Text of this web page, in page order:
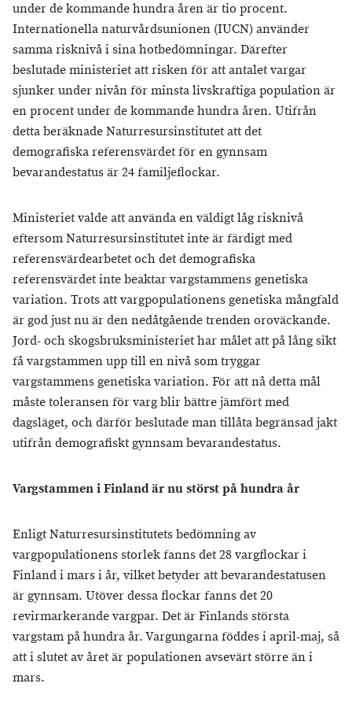
under de kommande hundra åren är tio procent.
Internationella naturvårdsunionen (IUCN) använder
samma risknivå i sina hotbedömningar. Därefter
beslutade ministeriet att risken för att antalet vargar
sjunker under nivån för minsta livskraftiga population är
en procent under de kommande hundra åren. Utifrån
detta beräknade Naturresursinstitutet att det
demografiska referensvärdet för en gynnsam
bevarandestatus är 24 familjeflockar.
Ministeriet valde att använda en väldigt låg risknivå
eftersom Naturresursinstitutet inte är färdigt med
referensvärdearbetet och det demografiska
referensvärdet inte beaktar vargstammens genetiska
variation. Trots att vargpopulationens genetiska mångfald
är god just nu är den nedåtgående trenden oroväckande.
Jord- och skogsbruksministeriet har målet att på lång sikt
få vargstammen upp till en nivå som tryggar
vargstammens genetiska variation. För att nå detta mål
måste toleransen för varg blir bättre jämfört med
dagsläget, och därför beslutade man tillåta begränsad jakt
utifrån demografiskt gynnsam bevarandestatus.
Vargstammen i Finland är nu störst på hundra år
Enligt Naturresursinstitutets bedömning av
vargpopulationens storlek fanns det 28 vargflockar i
Finland i mars i år, vilket betyder att bevarandestatusen
är gynnsam. Utöver dessa flockar fanns det 20
revirmarkerande vargpar. Det är Finlands största
vargstam på hundra år. Vargungarna föddes i april-maj, så
att i slutet av året är populationen avsevärt större än i
mars.